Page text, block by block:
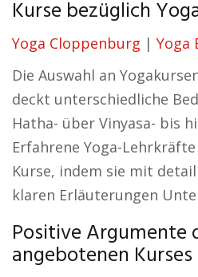
Kurse bezüglich
Yoga Cloppenburg | Yoga
Die Auswahl an
deckt unterschiedliche
Hatha- über Vinyasa- bis
Erfahrene Yoga-
Kurse, indem sie mit
klaren Erläuterungen
Positive Argumente
angebotenen